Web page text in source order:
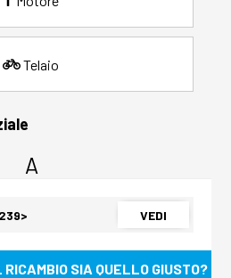
Telaio
A
VEDI
RICAMBIO SIA QUELLO GIUSTO?